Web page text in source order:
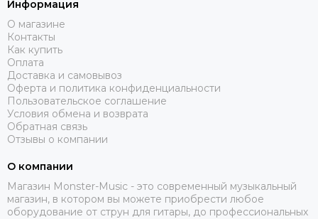
DS Proaudio
DJ POWER
Dynacord
ECO
Eighteen Sound
Evolution
ELECTRO-VOICE
Exell
FBT
Fonestar
FINE ART
Информация
О магазине
Контакты
Как купить
Оплата
Доставка и самовывоз
Оферта и политика конфиденциальности
Пользовательское соглашение
Условия обмена и возврата
Обратная связь
Отзывы о компании
О компании
Магазин Monster-Music - это современный музыкальный
магазин, в котором вы можете приобрести любое
оборудование от струн для гитары, до профессиональных